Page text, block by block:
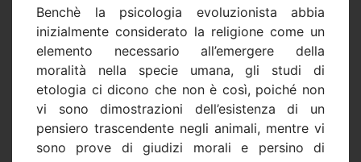
Benchè la psicologia evoluzionista abbia
inizialmente considerato la religione come un
elemento necessario all’emergere della
moralità nella specie umana, gli studi di
etologia ci dicono che non è così, poiché non
vi sono dimostrazioni dell’esistenza di un
pensiero trascendente negli animali, mentre vi
sono prove di giudizi morali e persino di